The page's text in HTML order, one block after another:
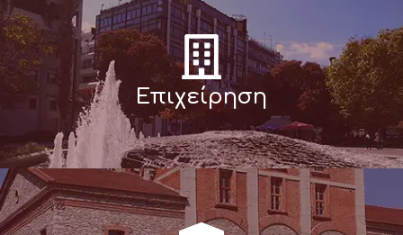
Επιχείρηση